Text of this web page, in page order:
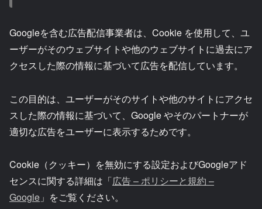
Googleを含む広告配信事業者は、Cookie を使用して、ユ
ーザーがそのウェブサイトや他のウェブサイトに過去にア
クセスした際の情報に基づいて広告を配信しています。
この目的は、ユーザーがそのサイトや他のサイトにアクセ
スした際の情報に基づいて、Google やそのパートナーが
適切な広告をユーザーに表示するためです。
Cookie（クッキー）を無効にする設定およびGoogleアド
センスに関する詳細は「広告 – ポリシーと規約 –
Google 」をご覧ください。